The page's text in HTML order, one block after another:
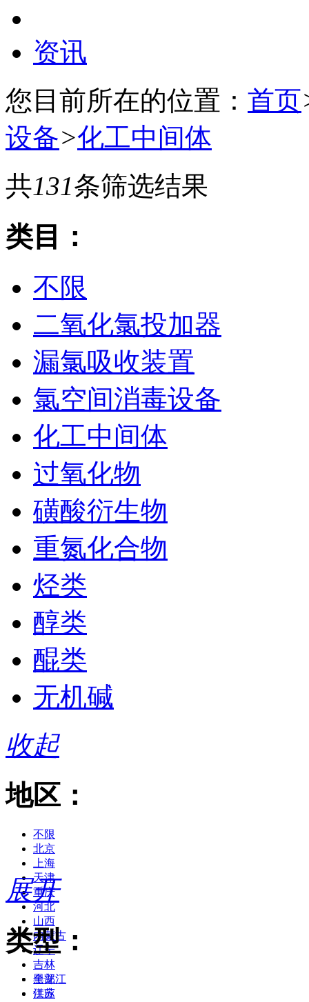
资讯
您目前所在的位置： 首页
设备>化工中间体
共131条筛选结果
类目：
不限
二氧化氯投加器
漏氯吸收装置
氯空间消毒设备
化工中间体
过氧化物
磺酸衍生物
重氮化合物
烃类
醇类
醌类
无机碱
收起
地区：
不限
北京
上海
天津
重庆
河北
山西
内蒙古
辽宁
吉林
黑龙江
江苏
展开
类型：
全部
供应